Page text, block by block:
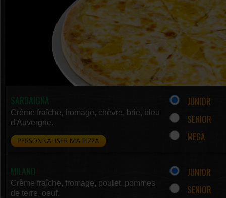
SARDAIGNA
Crème fraîche, fromage, chèvre, brie, bleu
d'Auvergne.
JUNIOR
SENIOR
MEGA
MILANO
Crème fraîche, fromage, poulet, pommes
de terre, oeuf.
JUNIOR
SENIOR